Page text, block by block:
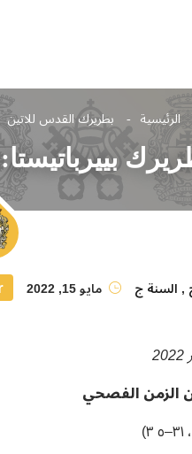
الرئيسية بطريرك القدس للاتين
, السنة ج مايو 15, 2022
الزمن الفصحي
– ٣٥ )